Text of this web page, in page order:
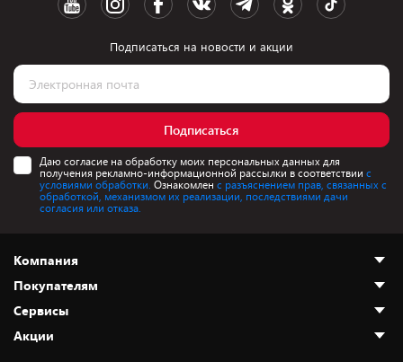
Подписаться на новости и акции
Подписаться
Даю согласие на обработку моих персональных данных для
получения рекламно-информационной рассылки в соответствии с
условиями обработки. Ознакомлен с разъяснением прав, связанных с
обработкой, механизмом их реализации, последствиями дачи
согласия или отказа.
Компания
О нас
Адреса магазинов
Новости
Покупателям
Как сделать заказ
Оплата и доставка
Сервисы
Акции